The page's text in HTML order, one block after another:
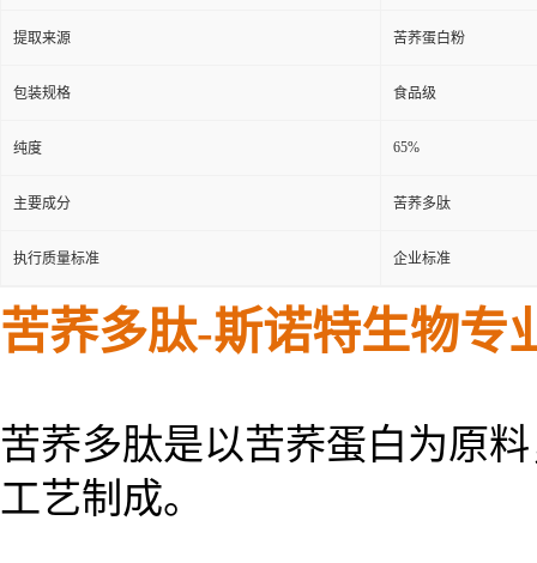
提取来源 苦荞蛋白粉
包装规格 食品级
纯度 65%
主要成分 苦荞多肽
执行质量标准 企业标准
苦荞多肽-斯诺特生物专
苦荞多肽是以苦荞蛋白为原
工艺制成。